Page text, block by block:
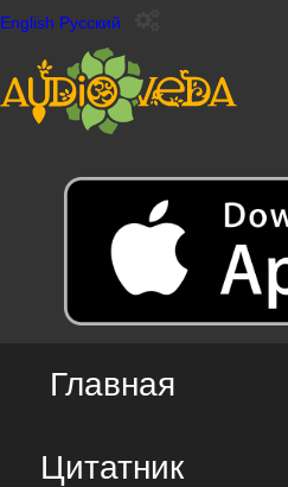
English Русский
Главная
Цитатник